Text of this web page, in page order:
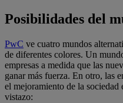
Posibilidades del
PwC ve cuatro mundos
de diferentes colores. Un
empresas a medida que las
ganar más fuerza. En otro, las
el mejoramiento de la sociedad
vistazo: